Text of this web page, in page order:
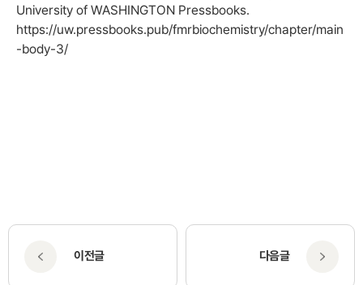
University of WASHINGTON Pressbooks.
https://uw.pressbooks.pub/fmrbiochemistry/chapter/main
-body-3/
이전글 다음글